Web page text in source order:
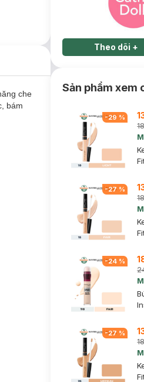
che
bám
Theo dõi +
Sản phẩm xem
-29 %
-27 %
-24 %
-27 %